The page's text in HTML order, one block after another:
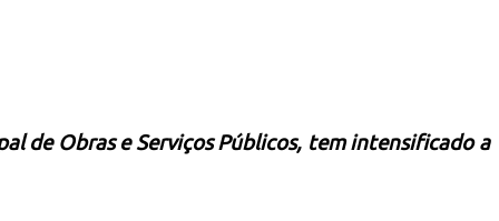
de Obras e Serviços Públicos, tem intensificado a